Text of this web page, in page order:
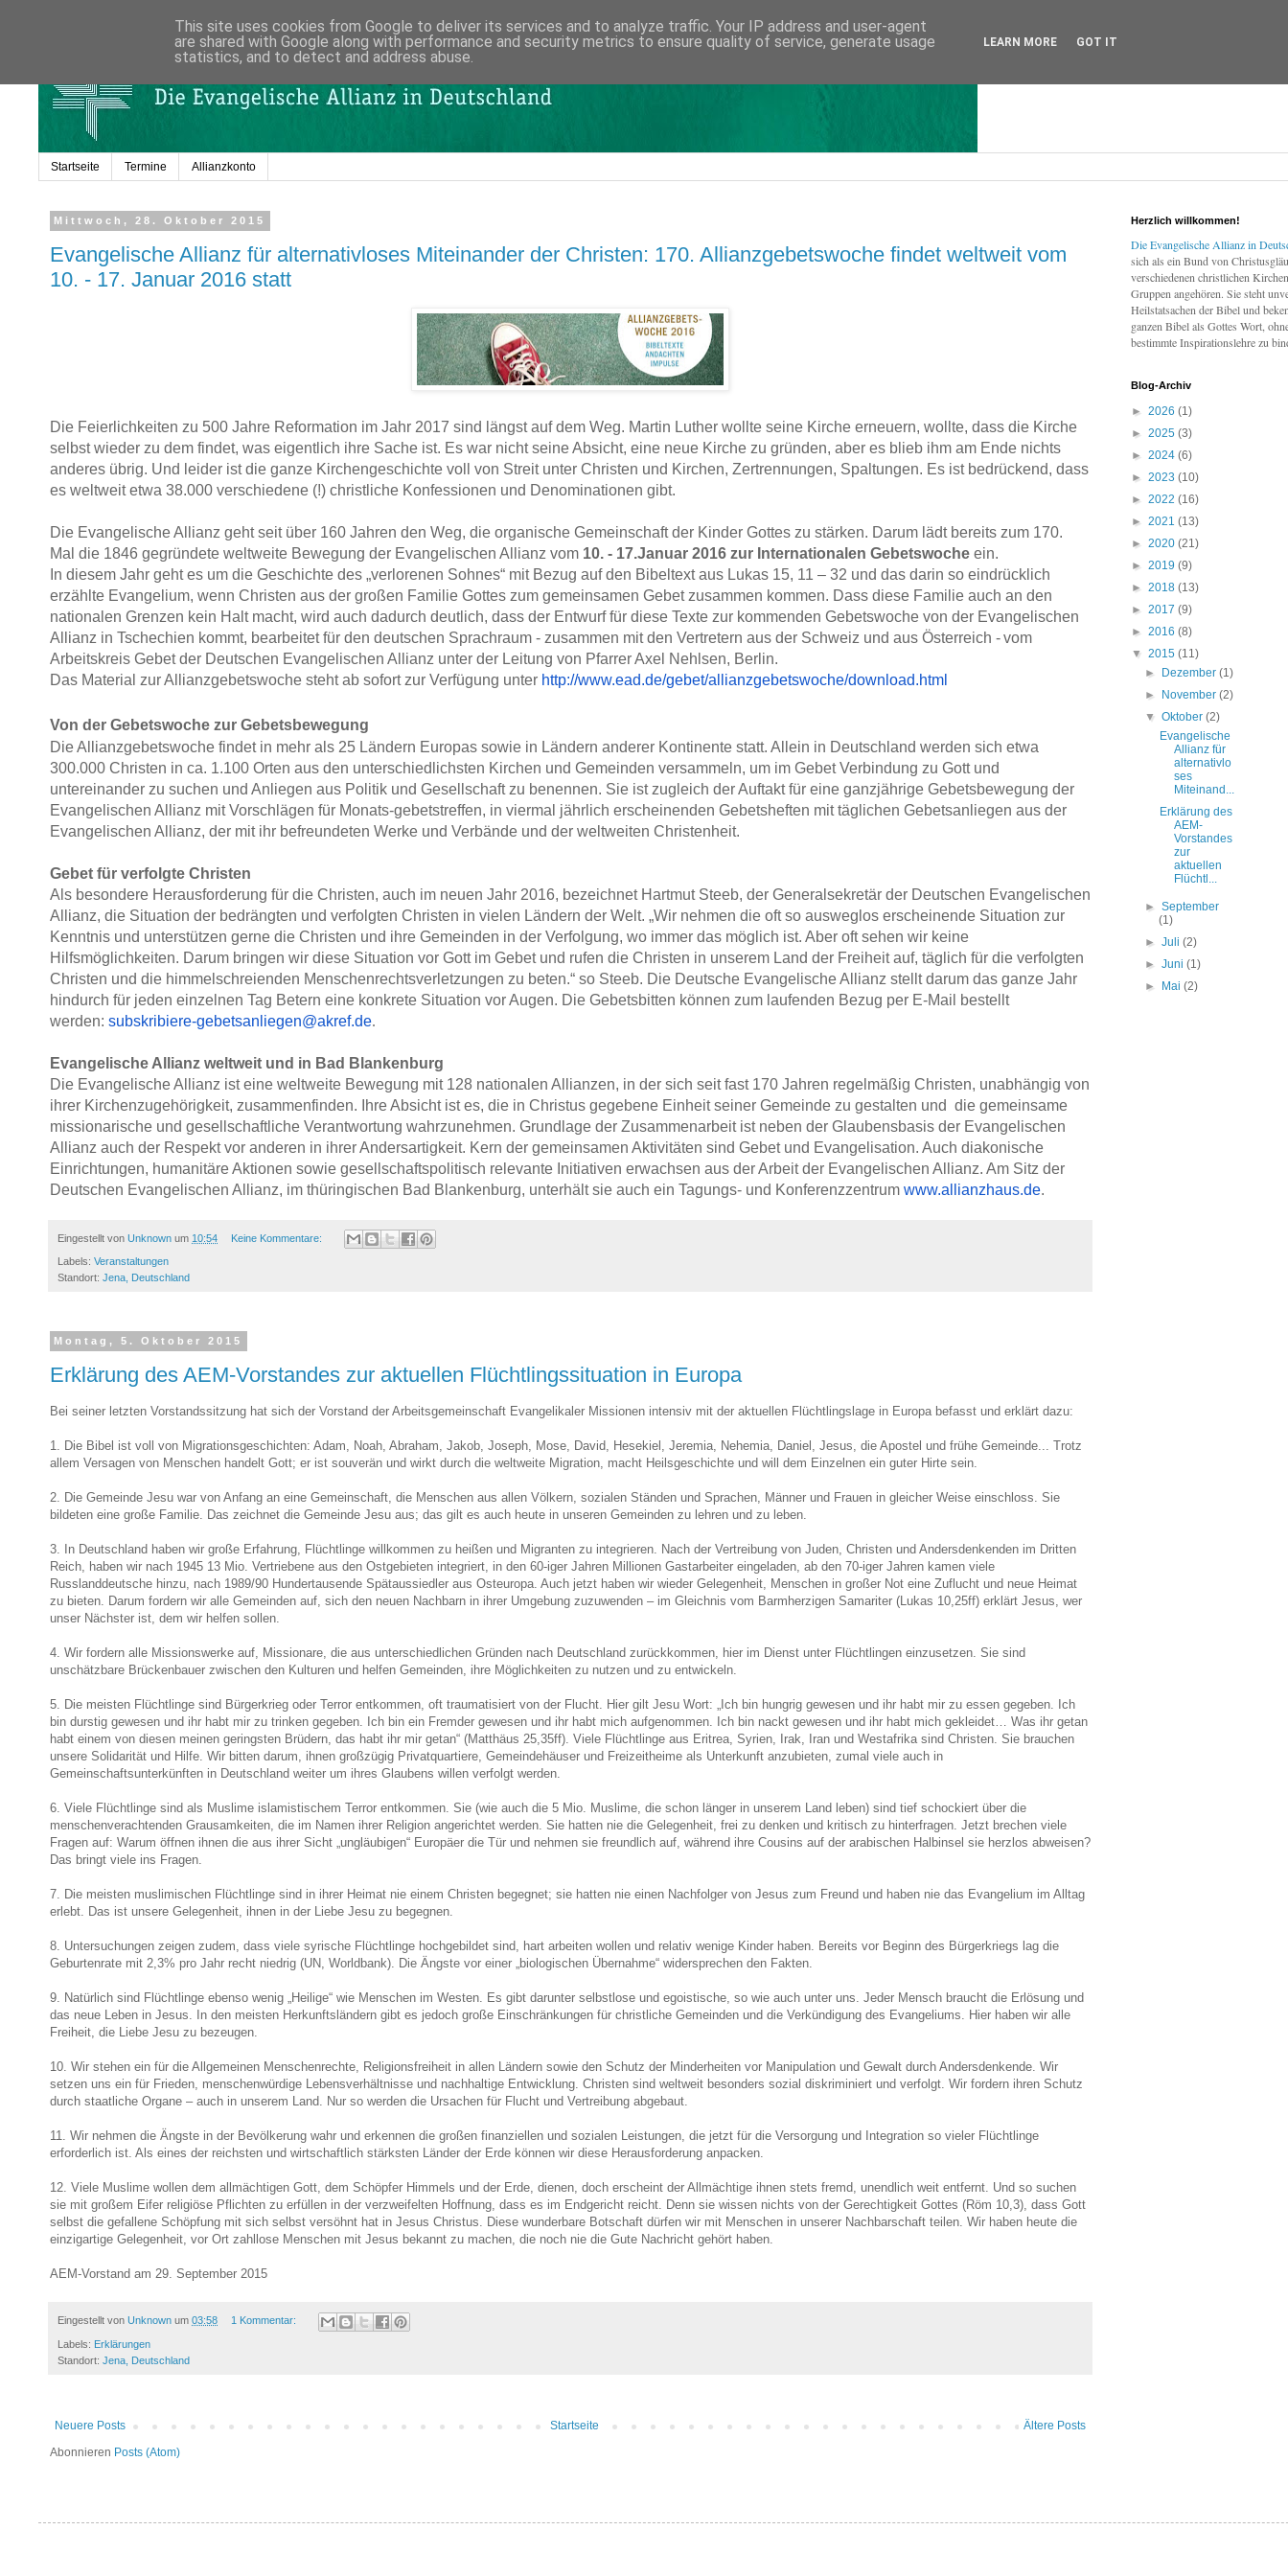
Startseite Termine Allianzkonto
Mittwoch, 28. Oktober 2015
Evangelische Allianz für alternativloses Miteinander der Christen: 170. Allianzgebetswoche findet weltweit vom
10. - 17. Januar 2016 statt
Die Feierlichkeiten zu 500 Jahre Reformation im Jahr 2017 sind längst auf dem Weg. Martin Luther wollte seine Kirche erneuern, wollte, dass die Kirche
selbst wieder zu dem findet, was eigentlich ihre Sache ist. Es war nicht seine Absicht, eine neue Kirche zu gründen, aber es blieb ihm am Ende nichts
anderes übrig. Und leider ist die ganze Kirchengeschichte voll von Streit unter Christen und Kirchen, Zertrennungen, Spaltungen. Es ist bedrückend, dass
es weltweit etwa 38.000 verschiedene (!) christliche Konfessionen und Denominationen gibt.
Die Evangelische Allianz geht seit über 160 Jahren den Weg, die organische Gemeinschaft der Kinder Gottes zu stärken. Darum lädt bereits zum 170.
Mal die 1846 gegründete weltweite Bewegung der Evangelischen Allianz vom 10. - 17.Januar 2016 zur Internationalen Gebetswoche ein.
In diesem Jahr geht es um die Geschichte des „verlorenen Sohnes“ mit Bezug auf den Bibeltext aus Lukas 15, 11 – 32 und das darin so eindrücklich
erzählte Evangelium, wenn Christen aus der großen Familie Gottes zum gemeinsamen Gebet zusammen kommen. Dass diese Familie auch an den
nationalen Grenzen kein Halt macht, wird auch dadurch deutlich, dass der Entwurf für diese Texte zur kommenden Gebetswoche von der Evangelischen
Allianz in Tschechien kommt, bearbeitet für den deutschen Sprachraum - zusammen mit den Vertretern aus der Schweiz und aus Österreich -vom
Arbeitskreis Gebet der Deutschen Evangelischen Allianz unter der Leitung von Pfarrer Axel Nehlsen, Berlin.
Das Material zur Allianzgebetswoche steht ab sofort zur Verfügung unter http://www.ead.de/gebet/allianzgebetswoche/download.html
Von der Gebetswoche zur Gebetsbewegung
Die Allianzgebetswoche findet in mehr als 25 Ländern Europas sowie in Ländern anderer Kontinente statt. Allein in Deutschland werden sich etwa
300.000 Christen in ca. 1.100 Orten aus den unterschiedlichsten Kirchen und Gemeinden versammeln, um im Gebet Verbindung zu Gott und
untereinander zu suchen und Anliegen aus Politik und Gesellschaft zu benennen. Sie ist zugleich der Auftakt für eine ganzjährige Gebetsbewegung der
Evangelischen Allianz mit Vorschlägen für Monats-gebetstreffen, in viermal jährlich erscheinenden Gebetsheften mit täglichen Gebetsanliegen aus der
Evangelischen Allianz, der mit ihr befreundeten Werke und Verbände und der weltweiten Christenheit.
Gebet für verfolgte Christen
Als besondere Herausforderung für die Christen, auch im neuen Jahr 2016, bezeichnet Hartmut Steeb, der Generalsekretär der Deutschen Evangelischen
Allianz, die Situation der bedrängten und verfolgten Christen in vielen Ländern der Welt. „Wir nehmen die oft so ausweglos erscheinende Situation zur
Kenntnis und unterstützen gerne die Christen und ihre Gemeinden in der Verfolgung, wo immer das möglich ist. Aber oft sehen wir keine
Hilfsmöglichkeiten. Darum bringen wir diese Situation vor Gott im Gebet und rufen die Christen in unserem Land der Freiheit auf, täglich für die verfolgten
Christen und die himmelschreienden Menschenrechtsverletzungen zu beten.“ so Steeb. Die Deutsche Evangelische Allianz stellt darum das ganze Jahr
hindurch für jeden einzelnen Tag Betern eine konkrete Situation vor Augen. Die Gebetsbitten können zum laufenden Bezug per E-Mail bestellt
werden: subskribiere-gebetsanliegen@akref.de.
Evangelische Allianz weltweit und in Bad Blankenburg
Die Evangelische Allianz ist eine weltweite Bewegung mit 128 nationalen Allianzen, in der sich seit fast 170 Jahren regelmäßig Christen, unabhängig von
ihrer Kirchenzugehörigkeit, zusammenfinden. Ihre Absicht ist es, die in Christus gegebene Einheit seiner Gemeinde zu gestalten und die gemeinsame
missionarische und gesellschaftliche Verantwortung wahrzunehmen. Grundlage der Zusammenarbeit ist neben der Glaubensbasis der Evangelischen
Allianz auch der Respekt vor anderen in ihrer Andersartigkeit. Kern der gemeinsamen Aktivitäten sind Gebet und Evangelisation. Auch diakonische
Einrichtungen, humanitäre Aktionen sowie gesellschaftspolitisch relevante Initiativen erwachsen aus der Arbeit der Evangelischen Allianz. Am Sitz der
Deutschen Evangelischen Allianz, im thüringischen Bad Blankenburg, unterhält sie auch ein Tagungs- und Konferenzzentrum www.allianzhaus.de.
Eingestellt von Unknown um 10:54 Keine Kommentare:
Labels: Veranstaltungen
Standort: Jena, Deutschland
Montag, 5. Oktober 2015
Erklärung des AEM-Vorstandes zur aktuellen Flüchtlingssituation in Europa
Bei seiner letzten Vorstandssitzung hat sich der Vorstand der Arbeitsgemeinschaft Evangelikaler Missionen intensiv mit der aktuellen Flüchtlingslage in Europa befasst und erklärt dazu:
1. Die Bibel ist voll von Migrationsgeschichten: Adam, Noah, Abraham, Jakob, Joseph, Mose, David, Hesekiel, Jeremia, Nehemia, Daniel, Jesus, die Apostel und frühe Gemeinde... Trotz
allem Versagen von Menschen handelt Gott; er ist souverän und wirkt durch die weltweite Migration, macht Heilsgeschichte und will dem Einzelnen ein guter Hirte sein.
2. Die Gemeinde Jesu war von Anfang an eine Gemeinschaft, die Menschen aus allen Völkern, sozialen Ständen und Sprachen, Männer und Frauen in gleicher Weise einschloss. Sie
bildeten eine große Familie. Das zeichnet die Gemeinde Jesu aus; das gilt es auch heute in unseren Gemeinden zu lehren und zu leben.
3. In Deutschland haben wir große Erfahrung, Flüchtlinge willkommen zu heißen und Migranten zu integrieren. Nach der Vertreibung von Juden, Christen und Andersdenkenden im Dritten
Reich, haben wir nach 1945 13 Mio. Vertriebene aus den Ostgebieten integriert, in den 60-iger Jahren Millionen Gastarbeiter eingeladen, ab den 70-iger Jahren kamen viele
Russlanddeutsche hinzu, nach 1989/90 Hundertausende Spätaussiedler aus Osteuropa. Auch jetzt haben wir wieder Gelegenheit, Menschen in großer Not eine Zuflucht und neue Heimat
zu bieten. Darum fordern wir alle Gemeinden auf, sich den neuen Nachbarn in ihrer Umgebung zuzuwenden – im Gleichnis vom Barmherzigen Samariter (Lukas 10,25ff) erklärt Jesus, wer
unser Nächster ist, dem wir helfen sollen.
4. Wir fordern alle Missionswerke auf, Missionare, die aus unterschiedlichen Gründen nach Deutschland zurückkommen, hier im Dienst unter Flüchtlingen einzusetzen. Sie sind
unschätzbare Brückenbauer zwischen den Kulturen und helfen Gemeinden, ihre Möglichkeiten zu nutzen und zu entwickeln.
5. Die meisten Flüchtlinge sind Bürgerkrieg oder Terror entkommen, oft traumatisiert von der Flucht. Hier gilt Jesu Wort: „Ich bin hungrig gewesen und ihr habt mir zu essen gegeben. Ich
bin durstig gewesen und ihr habt mir zu trinken gegeben. Ich bin ein Fremder gewesen und ihr habt mich aufgenommen. Ich bin nackt gewesen und ihr habt mich gekleidet… Was ihr getan
habt einem von diesen meinen geringsten Brüdern, das habt ihr mir getan“ (Matthäus 25,35ff). Viele Flüchtlinge aus Eritrea, Syrien, Irak, Iran und Westafrika sind Christen. Sie brauchen
unsere Solidarität und Hilfe. Wir bitten darum, ihnen großzügig Privatquartiere, Gemeindehäuser und Freizeitheime als Unterkunft anzubieten, zumal viele auch in
Gemeinschaftsunterkünften in Deutschland weiter um ihres Glaubens willen verfolgt werden.
6. Viele Flüchtlinge sind als Muslime islamistischem Terror entkommen. Sie (wie auch die 5 Mio. Muslime, die schon länger in unserem Land leben) sind tief schockiert über die
menschenverachtenden Grausamkeiten, die im Namen ihrer Religion angerichtet werden. Sie hatten nie die Gelegenheit, frei zu denken und kritisch zu hinterfragen. Jetzt brechen viele
Fragen auf: Warum öffnen ihnen die aus ihrer Sicht „ungläubigen“ Europäer die Tür und nehmen sie freundlich auf, während ihre Cousins auf der arabischen Halbinsel sie herzlos abweisen?
Das bringt viele ins Fragen.
7. Die meisten muslimischen Flüchtlinge sind in ihrer Heimat nie einem Christen begegnet; sie hatten nie einen Nachfolger von Jesus zum Freund und haben nie das Evangelium im Alltag
erlebt. Das ist unsere Gelegenheit, ihnen in der Liebe Jesu zu begegnen.
8. Untersuchungen zeigen zudem, dass viele syrische Flüchtlinge hochgebildet sind, hart arbeiten wollen und relativ wenige Kinder haben. Bereits vor Beginn des Bürgerkriegs lag die
Geburtenrate mit 2,3% pro Jahr recht niedrig (UN, Worldbank). Die Ängste vor einer „biologischen Übernahme“ widersprechen den Fakten.
9. Natürlich sind Flüchtlinge ebenso wenig „Heilige“ wie Menschen im Westen. Es gibt darunter selbstlose und egoistische, so wie auch unter uns. Jeder Mensch braucht die Erlösung und
das neue Leben in Jesus. In den meisten Herkunftsländern gibt es jedoch große Einschränkungen für christliche Gemeinden und die Verkündigung des Evangeliums. Hier haben wir alle
Freiheit, die Liebe Jesu zu bezeugen.
10. Wir stehen ein für die Allgemeinen Menschenrechte, Religionsfreiheit in allen Ländern sowie den Schutz der Minderheiten vor Manipulation und Gewalt durch Andersdenkende. Wir
setzen uns ein für Frieden, menschenwürdige Lebensverhältnisse und nachhaltige Entwicklung. Christen sind weltweit besonders sozial diskriminiert und verfolgt. Wir fordern ihren Schutz
durch staatliche Organe – auch in unserem Land. Nur so werden die Ursachen für Flucht und Vertreibung abgebaut.
11. Wir nehmen die Ängste in der Bevölkerung wahr und erkennen die großen finanziellen und sozialen Leistungen, die jetzt für die Versorgung und Integration so vieler Flüchtlinge
erforderlich ist. Als eines der reichsten und wirtschaftlich stärksten Länder der Erde können wir diese Herausforderung anpacken.
12. Viele Muslime wollen dem allmächtigen Gott, dem Schöpfer Himmels und der Erde, dienen, doch erscheint der Allmächtige ihnen stets fremd, unendlich weit entfernt. Und so suchen
sie mit großem Eifer religiöse Pflichten zu erfüllen in der verzweifelten Hoffnung, dass es im Endgericht reicht. Denn sie wissen nichts von der Gerechtigkeit Gottes (Röm 10,3), dass Gott
selbst die gefallene Schöpfung mit sich selbst versöhnt hat in Jesus Christus. Diese wunderbare Botschaft dürfen wir mit Menschen in unserer Nachbarschaft teilen. Wir haben heute die
einzigartige Gelegenheit, vor Ort zahllose Menschen mit Jesus bekannt zu machen, die noch nie die Gute Nachricht gehört haben.
AEM-Vorstand am 29. September 2015
Eingestellt von Unknown um 03:58 1 Kommentar:
Labels: Erklärungen
Standort: Jena, Deutschland
Neuere Posts Ältere Posts
Startseite
Abonnieren Posts (Atom)
Herzlich willkommen!
Die Evangelische Allianz in
sich als ein Bund von
verschiedenen christlichen
Gruppen angehören. Sie steht
Heilstatsachen der Bibel und
ganzen Bibel als Gottes Wort,
bestimmte Inspirationslehre zu
Blog-Archiv
► 2026 (1)
► 2025 (3)
► 2024 (6)
► 2023 (10)
► 2022 (16)
► 2021 (13)
► 2020 (21)
► 2019 (9)
► 2018 (13)
► 2017 (9)
► 2016 (8)
▼ 2015 (11)
►
Dezember(1)
►
November(2)
▼Oktober(2)
Evangelische
Allianz für
alternativlo
ses
Miteinand...
Erklärung des
AEM-
Vorstandes
zur
aktuellen
Flüchtl...
►September
(1)
►Juli(2)
►Juni(1)
►
Mai(2)
This site uses cookies from Google to deliver its services and to analyze traffic. Your IP address and user-agent
are shared with Google along with performance and security metrics to ensure quality of service, generate usage
statistics, and to detect and address abuse.
LEARN MORE GOT IT